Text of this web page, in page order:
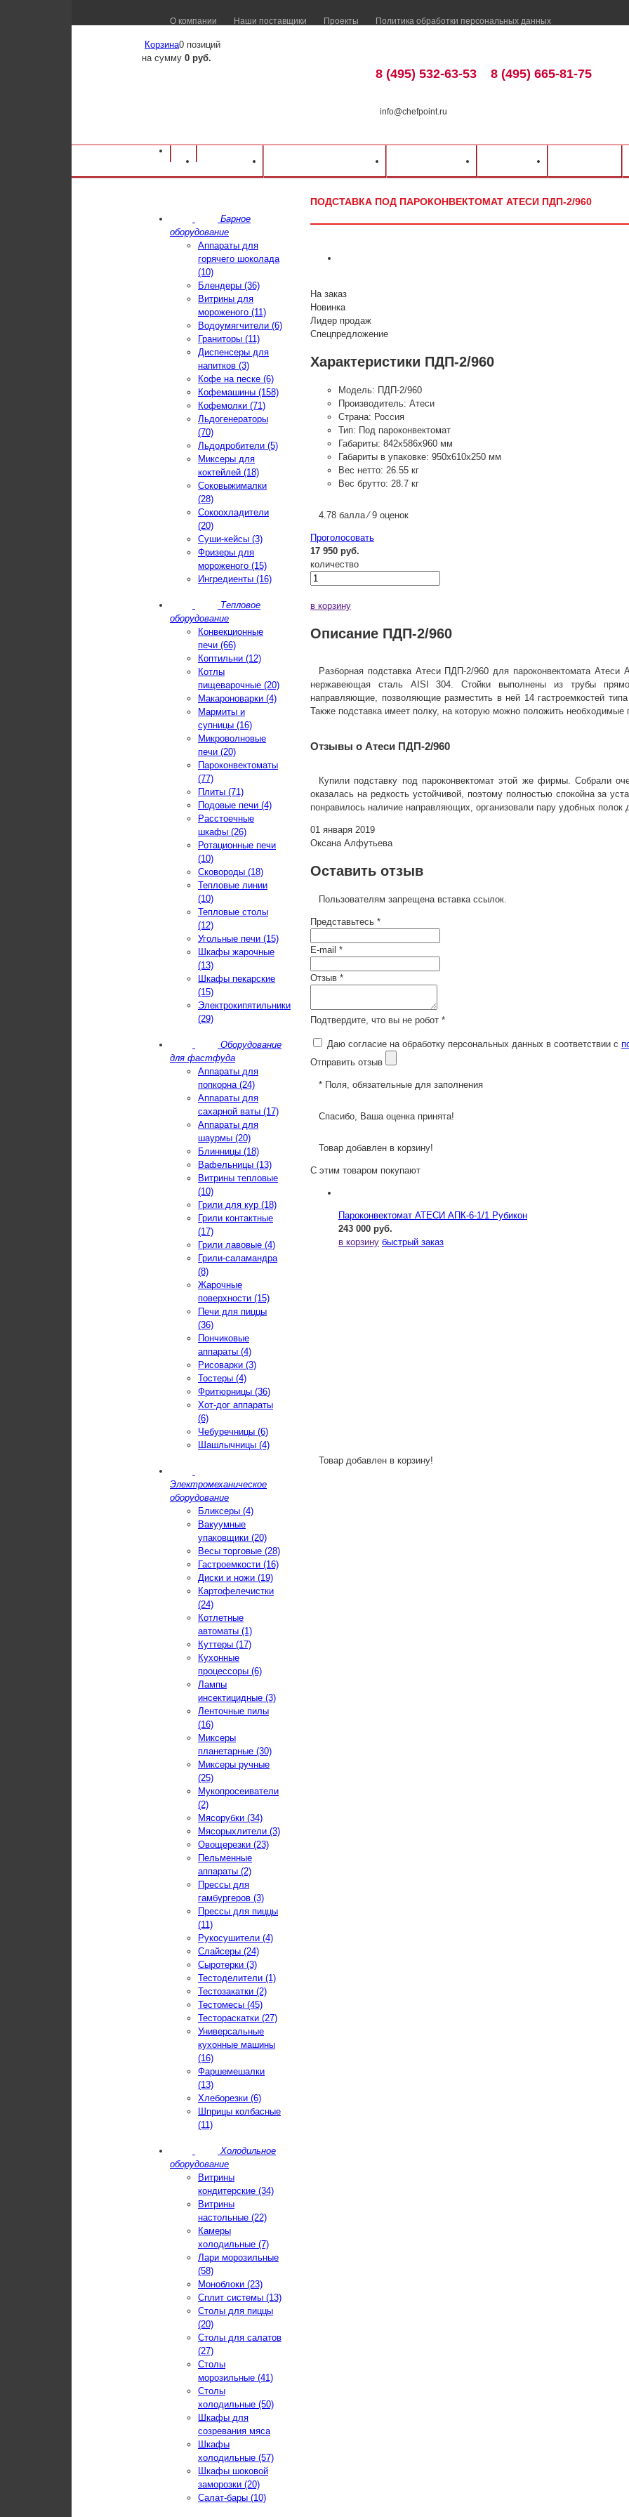
О компании Наши поставщики Проекты Политика обработки персональных данных
Корзина0 позиций
на сумму 0 руб.
8 (495) 532-63-53
info@chefpoint.ru
8 (495) 665-81-75
Оборудование для ресторанов и кафе
ПОДСТАВКА ПОД ПАРОКОНВЕКТОМАТ АТЕСИ ПДП-2/960
На заказ
Новинка
Лидер продаж
Спецпредложение
Характеристики ПДП-2/960
Модель: ПДП-2/960
Производитель: Атеси
Страна: Россия
Тип: Под пароконвектомат
Габариты: 842х586х960 мм
Габариты в упаковке: 950х610х250 мм
Вес нетто: 26.55 кг
Вес брутто: 28.7 кг
4.78 балла ⁄ 9 оценок
Проголосовать
17 950 руб.
количество
в корзину
Описание ПДП-2/960
Разборная подставка Атеси ПДП-2/960 для пароконвектомата
нержавеющая сталь AISI 304. Стойки выполнены из трубы
направляющие, позволяющие разместить в ней 14 гастроемкостей
Также подставка имеет полку, на которую можно положить необходимые
Отзывы о Атеси ПДП-2/960
Купили подставку под пароконвектомат этой же фирмы. Собрали
оказалась на редкость устойчивой, поэтому полностью спокойна за
понравилось наличие направляющих, организовали пару удобных полок
01 января 2019
Оксана Алфутьева
Оставить отзыв
Пользователям запрещена вставка ссылок.
Представьтесь *
E-mail *
Отзыв *
Подтвердите, что вы не робот *
Даю согласие на обработку персональных данных в соответствии с
Отправить отзыв
* Поля, обязательные для заполнения
Спасибо, Ваша оценка принята!
Товар добавлен в корзину!
С этим товаром покупают
Пароконвектомат АТЕСИ АПК-6-1/1 Рубикон
243 000 руб.
в корзину быстрый заказ
Товар добавлен в корзину!
Барное
оборудование
Аппараты для
горячего шоколада
(10)
Блендеры (36)
Витрины для
мороженого (11)
Водоумягчители (6)
Граниторы (11)
Диспенсеры для
напитков (3)
Кофе на песке (6)
Кофемашины (158)
Кофемолки (71)
Льдогенераторы
(70)
Льдодробители (5)
Миксеры для
коктейлей (18)
Соковыжималки
(28)
Сокоохладители
(20)
Суши-кейсы (3)
Фризеры для
мороженого (15)
Ингредиенты (16)
Тепловое
оборудование
Конвекционные
печи (66)
Коптильни (12)
Котлы
пищеварочные (20)
Макароноварки (4)
Мармиты и
супницы (16)
Микроволновые
печи (20)
Пароконвектоматы
(77)
Плиты (71)
Подовые печи (4)
Расстоечные
шкафы (26)
Ротационные печи
(10)
Сковороды (18)
Тепловые линии
(10)
Тепловые столы
(12)
Угольные печи (15)
Шкафы жарочные
(13)
Шкафы пекарские
(15)
Электрокипятильники
(29)
Оборудование
для фастфуда
Аппараты для
попкорна (24)
Аппараты для
сахарной ваты (17)
Аппараты для
шаурмы (20)
Блинницы (18)
Вафельницы (13)
Витрины тепловые
(10)
Грили для кур (18)
Грили контактные
(17)
Грили лавовые (4)
Грили-саламандра
(8)
Жарочные
поверхности (15)
Печи для пиццы
(36)
Пончиковые
аппараты (4)
Рисоварки (3)
Тостеры (4)
Фритюрницы (36)
Хот-дог аппараты
(6)
Чебуречницы (6)
Шашлычницы (4)
Электромеханическое
оборудование
Бликсеры (4)
Вакуумные
упаковщики (20)
Весы торговые (28)
Гастроемкости (16)
Диски и ножи (19)
Картофелечистки
(24)
Котлетные
автоматы (1)
Куттеры (17)
Кухонные
процессоры (6)
Лампы
инсектицидные (3)
Ленточные пилы
(16)
Миксеры
планетарные (30)
Миксеры ручные
(25)
Мукопросеиватели
(2)
Мясорубки (34)
Мясорыхлители (3)
Овощерезки (23)
Пельменные
аппараты (2)
Прессы для
гамбургеров (3)
Прессы для пиццы
(11)
Рукосушители (4)
Слайсеры (24)
Сыротерки (3)
Тестоделители (1)
Тестозакатки (2)
Тестомесы (45)
Тестораскатки (27)
Универсальные
кухонные машины
(16)
Фаршемешалки
(13)
Хлеборезки (6)
Шприцы колбасные
(11)
Холодильное
оборудование
Витрины
кондитерские (34)
Витрины
настольные (22)
Камеры
холодильные (7)
Лари морозильные
(58)
Моноблоки (23)
Сплит системы (13)
Столы для пиццы
(20)
Столы для салатов
(27)
Столы
морозильные (41)
Столы
холодильные (50)
Шкафы для
созревания мяса
Шкафы
холодильные (57)
Шкафы шоковой
заморозки (20)
Салат-бары (10)